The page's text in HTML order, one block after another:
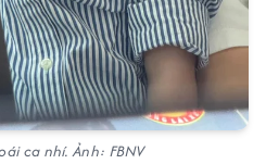
ca nhí. Ảnh: FBNV